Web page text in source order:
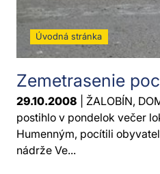
Úvodná stránka
Zemetrasenie
29.10.2008 | ŽALOBÍN,
postihlo v pondelok večer
Humenným, pocítili
nádrže Ve...